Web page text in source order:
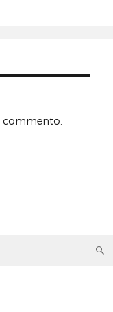
commento.